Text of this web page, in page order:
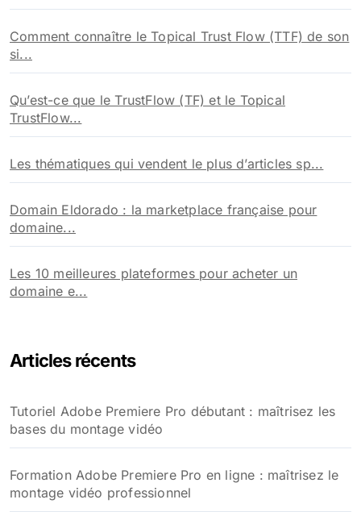
Comment connaître le Topical Trust Flow (TTF) de son
si...
Qu’est-ce que le TrustFlow (TF) et le Topical
TrustFlow...
Les thématiques qui vendent le plus d’articles sp...
Domain Eldorado : la marketplace française pour
domaine...
Les 10 meilleures plateformes pour acheter un
domaine e...
Articles récents
Tutoriel Adobe Premiere Pro débutant : maîtrisez les
bases du montage vidéo
Formation Adobe Premiere Pro en ligne : maîtrisez le
montage vidéo professionnel